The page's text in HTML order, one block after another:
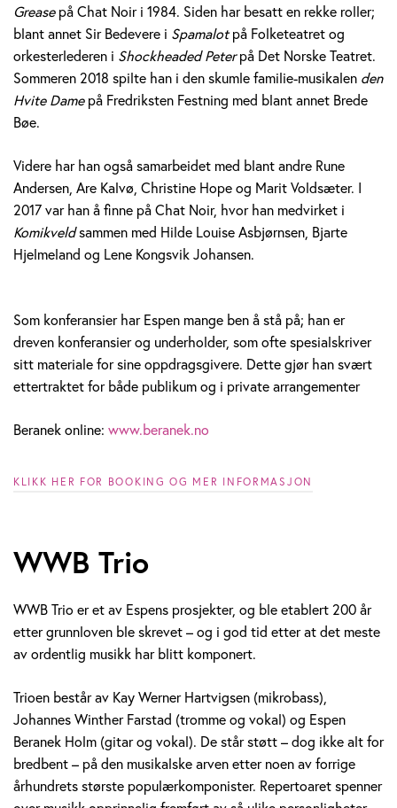
Greasepå Chat Noir i 1984. Siden har besatt en rekke roller;
blant annet Sir Bedevere i Spamalotpå Folketeatret og
orkesterlederen i Shockheaded Peterpå Det Norske Teatret.
Sommeren 2018 spilte han i den skumle familie-musikalen den
Hvite Damepå Fredriksten Festning med blant annet Brede
Bøe.
Videre har han også samarbeidet med blant andre Rune
Andersen, Are Kalvø, Christine Hope og Marit Voldsæter. I
2017 var han å finne på Chat Noir, hvor han medvirket i
Komikveldsammen med Hilde Louise Asbjørnsen, Bjarte
Hjelmeland og Lene Kongsvik Johansen.
Som konferansier har Espen mange ben å stå på; han er
dreven konferansier og underholder, som ofte spesialskriver
sitt materiale for sine oppdragsgivere. Dette gjør han svært
ettertraktet for både publikum og i private arrangementer
Beranek online: www.beranek.no
KLIKK HER FOR BOOKING OG MER INFORMASJON
WWB Trio
WWB Trio er et av Espens prosjekter, og ble etablert 200 år
etter grunnloven ble skrevet – og i god tid etter at det meste
av ordentlig musikk har blitt komponert.
Trioen består av Kay Werner Hartvigsen (mikrobass),
Johannes Winther Farstad (tromme og vokal) og Espen
Beranek Holm (gitar og vokal). De står støtt – dog ikke alt for
bredbent – på den musikalske arven etter noen av forrige
århundrets største populærkomponister. Repertoaret spenner